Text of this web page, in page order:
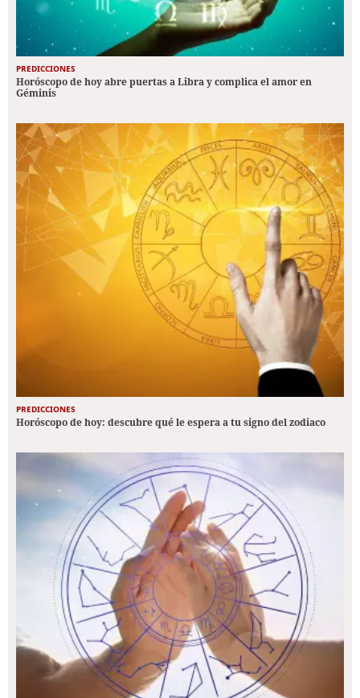
PREDICCIONES
Horóscopo de hoy abre puertas a Libra y complica el amor en
Géminis
PREDICCIONES
Horóscopo de hoy: descubre qué le espera a tu signo del zodiaco